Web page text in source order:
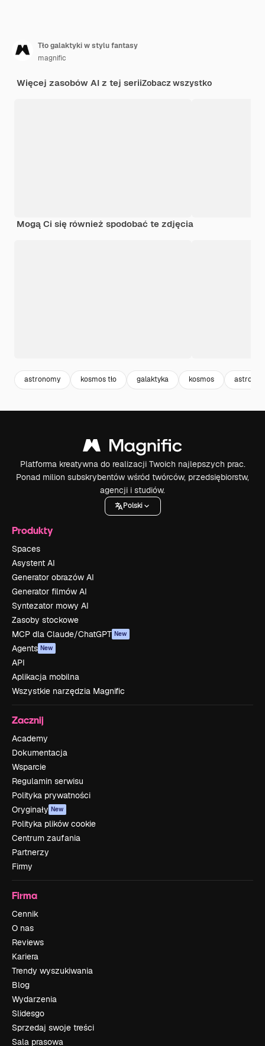
Tło galaktyki w stylu fantasy
magnific
Więcej zasobów AI z tej seriiZobacz wszystko
Mogą Ci się również spodobać te zdjęcia
astronomy kosmos tło galaktyka kosmos
Platforma kreatywna do realizacji Twoich najlepszych prac.
Ponad milion subskrybentów wśród twórców, przedsiębiorstw,
agencji i studiów.
Polski
Produkty
Spaces
Asystent AI
Generator obrazów AI
Generator filmów AI
Syntezator mowy AI
Zasoby stockowe
MCP dla Claude/ChatGPT New
Agents New
API
Aplikacja mobilna
Wszystkie narzędzia Magnific
Zacznij
Academy
Dokumentacja
Wsparcie
Regulamin serwisu
Polityka prywatności
Oryginały New
Polityka plików cookie
Centrum zaufania
Partnerzy
Firmy
Firma
Cennik
O nas
Reviews
Kariera
Trendy wyszukiwania
Blog
Wydarzenia
Slidesgo
Sprzedaj swoje treści
Sala prasowa